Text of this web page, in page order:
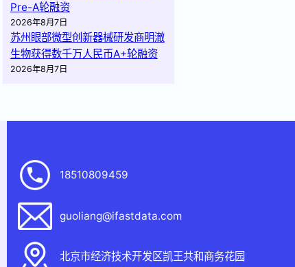
Pre-A轮融资
2026年8月7日
苏州眼部微型创新器械研发商明澈
生物获得数千万人民币A+轮融资
2026年8月7日
18510809459
guoliang@ifastdata.com
北京市经济技术开发区凯王共和商务花园